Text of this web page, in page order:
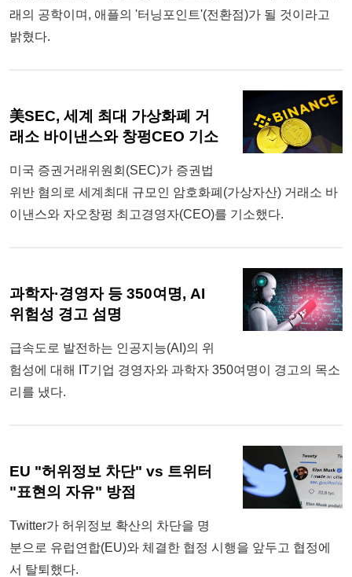
래의 공학이며, 애플의 '터닝포인트'(전환점)가 될 것이라고
밝혔다.
美SEC, 세계 최대 가상화폐 거
래소 바이낸스와 창펑CEO 기소
미국 증권거래위원회(SEC)가 증권법
위반 혐의로 세계최대 규모인 암호화폐(가상자산) 거래소 바
이낸스와 자오창펑 최고경영자(CEO)를 기소했다.
과학자·경영자 등 350여명, AI
위험성 경고 섬명
급속도로 발전하는 인공지능(AI)의 위
험성에 대해 IT기업 경영자와 과학자 350여명이 경고의 목소
리를 냈다.
EU "허위정보 차단" vs 트위터
"표현의 자유" 방점
Twitter가 허위정보 확산의 차단을 명
분으로 유럽연합(EU)와 체결한 협정 시행을 앞두고 협정에
서 탈퇴했다.